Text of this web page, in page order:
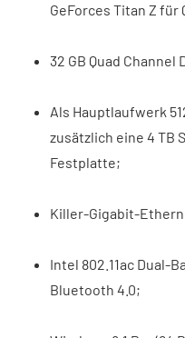
GeForces Titan Z für
32 GB Quad Channel
Als Hauptlaufwerk
zusätzlich eine 4 TB
Festplatte;
Killer-Gigabit-
Intel 802.11ac Dual-
Bluetooth 4.0;